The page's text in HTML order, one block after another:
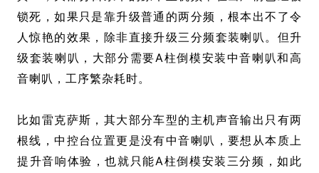
锁死，如果只是靠升级普通的两分频，根本出不了令
人惊艳的效果，除非直接升级三分频套装喇叭。但升
级套装喇叭，大部分需要A柱倒模安装中音喇叭和高
音喇叭，工序繁杂耗时。
比如雷克萨斯，其大部分车型的主机声音输出只有两
根线，中控台位置更是没有中音喇叭，要想从本质上
提升音响体验，也就只能A柱倒模安装三分频，如此